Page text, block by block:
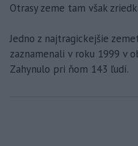
Otrasy zeme tam však
Jedno z najtragickejšie
zaznamenali v roku 1999 v
Zahynulo pri ňom 143 ľudí.